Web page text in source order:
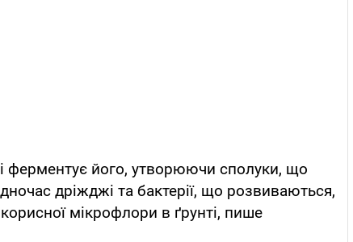
ферментує його, утворюючи сполуки, що
дріжджі та бактерії, що розвиваються,
мікрофлори в ґрунті, пише